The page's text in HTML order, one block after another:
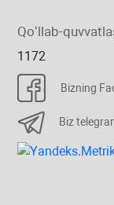
Qoʻllab-
1172
Bizning
Biz